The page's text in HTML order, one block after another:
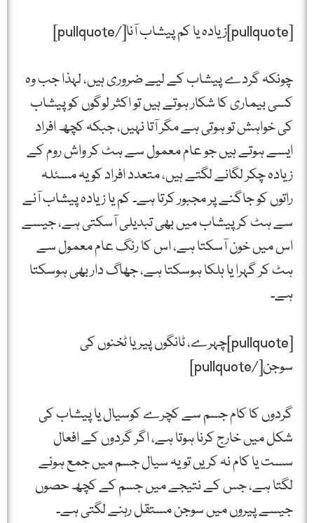
[pullquote]زیادہ یا کم پیشاب آنا[/pullquote]
چونکہ گردے پیشاب کے لیے ضروری ہیں، لہذا جب وہ
کسی بیماری کا شکار ہوتے ہیں تو اکثر لوگوں کو پیشاب
کی خواہش تو ہوتی ہے مگر آتا نہیں، جبکہ کچھ افراد
ایسے ہوتے ہیں جو عام معمول سے ہٹ کر واش روم کے
زیادہ چکر لگانے لگتے ہیں، متعدد افراد کو یہ مسئلہ
راتوں کو جاگنے پر مجبور کرتا ہے۔ کم یا زیادہ پیشاب آنے
سے ہٹ کر پیشاب میں بھی تبدیلی آسکتی ہے، جیسے
اس میں خون آسکتا ہے، اس کا رنگ عام معمول سے
ہٹ کر گہرا یا ہلکا ہوسکتا ہے، جھاگ دار بھی ہوسکتا
ہے۔
[pullquote]چہرے، ٹانگوں پیر یا ٹخنوں کی
سوجن[/pullquote]
گردوں کا کام جسم سے کچرے کوسیال یا پیشاب کی
شکل میں خارج کرنا ہوتا ہے، اگر گردوں کے افعال
سست یا کام نہ کریں تو یہ سیال جسم میں جمع ہونے
لگتا ہے، جس کے نتیجے میں جسم کے کچھ حصوں
جیسے پیروں میں سوجن مستقل رہنے لگتی ہے۔